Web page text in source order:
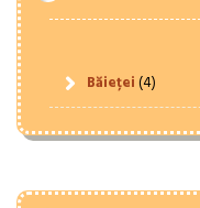
Băieței(4)